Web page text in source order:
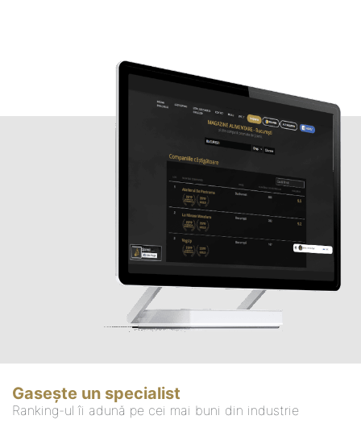
Gasește un specialist
Ranking-ul îi adună pe cei mai buni din industrie